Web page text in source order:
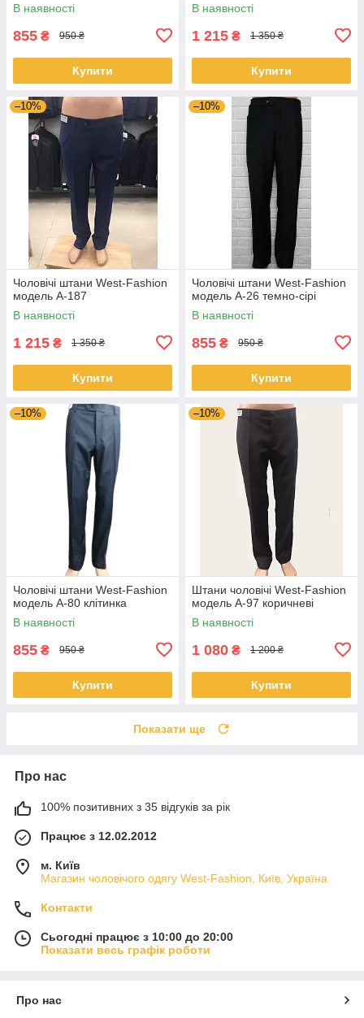
В наявності
855 ₴ 950 ₴
Купити
В наявності
1 215 ₴ 1 350 ₴
Купити
–10%
Чоловічі штани West-Fashion
модель A-187
В наявності
1 215 ₴ 1 350 ₴
Купити
–10%
Чоловічі штани West-Fashion
модель A-26 темно-сірі
В наявності
855 ₴ 950 ₴
Купити
–10%
Чоловічі штани West-Fashion
модель A-80 клітинка
В наявності
855 ₴ 950 ₴
Купити
–10%
Штани чоловічі West-Fashion
модель А-97 коричневі
В наявності
1 080 ₴ 1 200 ₴
Купити
Показати ще
Про нас
100% позитивних з 35 відгуків за рік
Працює з 12.02.2012
м. Київ
Магазин чоловічого одягу West-Fashion, Київ, Україна
Контакти
Сьогодні працює з 10:00 до 20:00
Показати весь графік роботи
Про нас